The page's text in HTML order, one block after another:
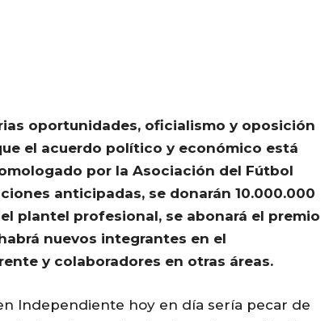
oportunidades, oficialismo y oposición
el acuerdo político y económico está
por la Asociación del Fútbol
anticipadas, se donarán 10.000.000
plantel profesional, se abonará el premio
nuevos integrantes en el
y colaboradores en otras áreas.
Independiente hoy en día sería pecar de